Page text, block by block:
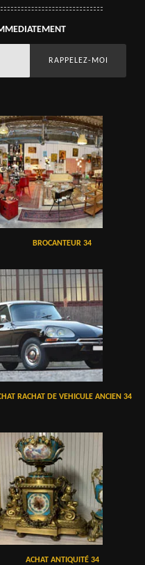
BROCANTEUR 34
RACHAT DE VEHICULE ANCIEN 34
ACHAT ANTIQUITÉ 34